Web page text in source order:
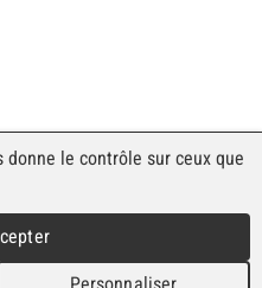
le contrôle sur ceux que